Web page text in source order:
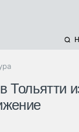
Тольятти